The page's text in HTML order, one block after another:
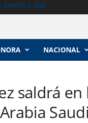
AGOSTO 7, 2026
NACIONAL
saldrá